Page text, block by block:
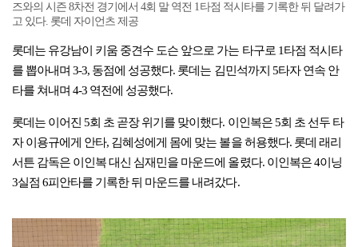
즈와의 시즌 8차전 경기에서 4회 말 역전 1타점 적시타를 기록한 뒤 달려가
고 있다. 롯데 자이언츠 제공
롯데는 유강남이 키움 중견수 도슨 앞으로 가는 타구로 1타점 적시타
를 뽑아내며 3-3, 동점에 성공했다. 롯데는 김민석까지 5타자 연속 안
타를 쳐내며 4-3 역전에 성공했다.
롯데는 이어진 5회 초 곧장 위기를 맞이했다. 이인복은 5회 초 선두 타
자 이용규에게 안타, 김혜성에게 몸에 맞는 볼을 허용했다. 롯데 래리
서튼 감독은 이인복 대신 심재민을 마운드에 올렸다. 이인복은 4이닝
3실점 6피안타를 기록한 뒤 마운드를 내려갔다.